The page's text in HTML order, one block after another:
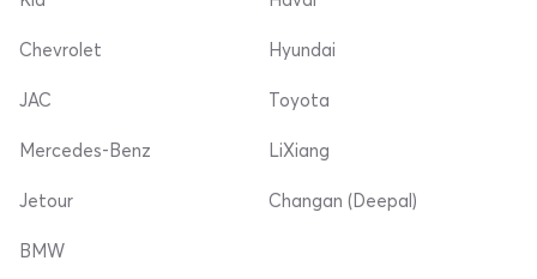
Chevrolet Hyundai
JAC
Mercedes-Benz
Jetour
Toyota
LiXiang
Changan (Deepal)
BMW